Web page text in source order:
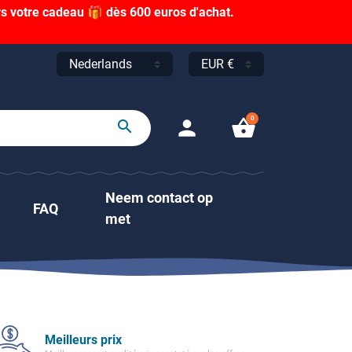
cadeau 🎁 dès 600 euros d'achat.
search person shopping_basket
0
FAQ
Neem contact op
met
Meilleurs prix